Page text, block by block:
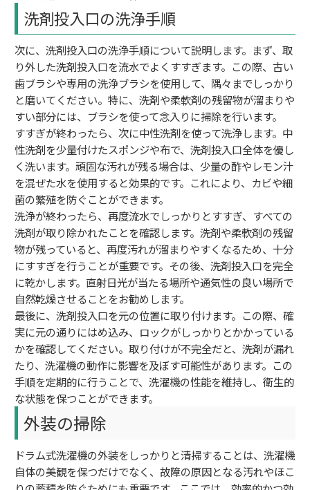
洗剤投入口の洗浄手順
次に、洗剤投入口の洗浄手順について説明します。まず、取
り外した洗剤投入口を流水でよくすすぎます。この際、古い
歯ブラシや専用の洗浄ブラシを使用して、隅々までしっかり
と磨いてください。特に、洗剤や柔軟剤の残留物が溜まりや
すい部分には、ブラシを使って念入りに掃除を行います。
すすぎが終わったら、次に中性洗剤を使って洗浄します。中
性洗剤を少量付けたスポンジや布で、洗剤投入口全体を優し
く洗います。頑固な汚れが残る場合は、少量の酢やレモン汁
を混ぜた水を使用すると効果的です。これにより、カビや細
菌の繁殖を防ぐことができます。
洗浄が終わったら、再度流水でしっかりとすすぎ、すべての
洗剤が取り除かれたことを確認します。洗剤や柔軟剤の残留
物が残っていると、再度汚れが溜まりやすくなるため、十分
にすすぎを行うことが重要です。その後、洗剤投入口を完全
に乾かします。直射日光が当たる場所や通気性の良い場所で
自然乾燥させることをお勧めします。
最後に、洗剤投入口を元の位置に取り付けます。この際、確
実に元の通りにはめ込み、ロックがしっかりとかかっている
かを確認してください。取り付けが不完全だと、洗剤が漏れ
たり、洗濯機の動作に影響を及ぼす可能性があります。この
手順を定期的に行うことで、洗濯機の性能を維持し、衛生的
な状態を保つことができます。
外装の掃除
ドラム式洗濯機の外装をしっかりと清掃することは、洗濯機
自体の美観を保つだけでなく、故障の原因となる汚れやほこ